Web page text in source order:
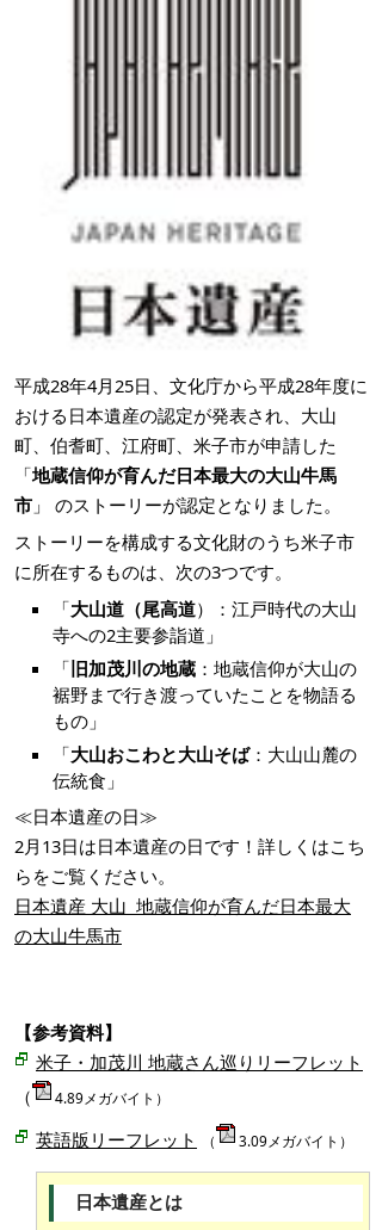
平成28年4月25日、文化庁から平成28年度に
おける日本遺産の認定が発表され、大山
町、伯耆町、江府町、米子市が申請した
「地蔵信仰が育んだ日本最大の大山牛馬
市 」 のストーリーが認定となりました。
ストーリーを構成する文化財のうち米子市
に所在するものは、次の3つです。
「大山道（尾高道）：江戸時代の大山
寺への2主要参詣道」
「旧加茂川の地蔵 ：地蔵信仰が大山の
裾野まで行き渡っていたことを物語る
もの」
「大山おこわと大山そば：大山山麓の
伝統食」
≪日本遺産の日≫
2月13日は日本遺産の日です！詳しくはこち
らをご覧ください。
日本遺産 大山 地蔵信仰が育んだ日本最大
の大山牛馬市
【参考資料】
米子・加茂川 地蔵さん巡りリーフレット
（
4.89メガバイト）
英語版リーフレット （ 3.09メガバイト）
日本遺産とは